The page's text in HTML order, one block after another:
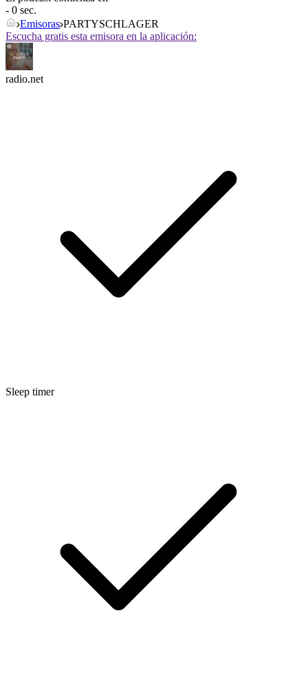
- 0 sec.
Emisoras PARTYSCHLAGER
Escucha gratis esta emisora en la aplicación:
radio.net
Sleep timer